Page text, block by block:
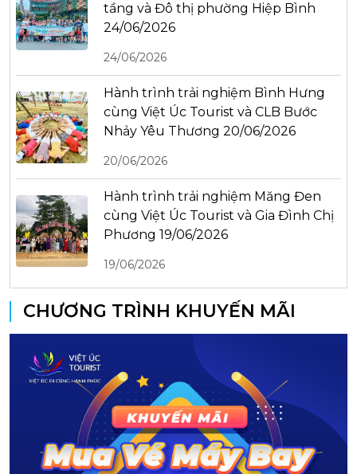
tầng và Đô thị phường Hiệp Bình
24/06/2026
24/06/2026
Hành trình trải nghiệm Bình Hưng
cùng Việt Úc Tourist và CLB Bước
Nhảy Yêu Thương 20/06/2026
20/06/2026
Hành trình trải nghiệm Măng Đen
cùng Việt Úc Tourist và Gia Đình Chị
Phương 19/06/2026
19/06/2026
CHƯƠNG TRÌNH KHUYẾN MÃI